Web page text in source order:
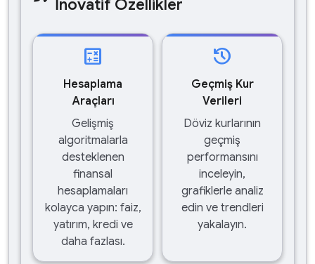
İnovatif Özellikler
calculate
Hesaplama
Araçları
Gelişmiş
algoritmalarla
desteklenen
finansal
hesaplamaları
kolayca yapın: faiz,
yatırım, kredi ve
daha fazlası.
history
Geçmiş Kur
Verileri
Döviz kurlarının
geçmiş
performansını
inceleyin,
grafiklerle analiz
edin ve trendleri
yakalayın.